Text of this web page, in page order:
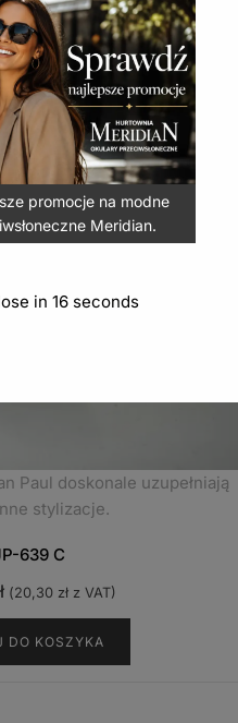
20,30złz VAT)
DO KOSZYKA
Paul doskonale uzupełniają
stylizacje.
639 C
(20,30 złz VAT)
DO KOSZYKA
promocje na modne
Meridian.
in 15seconds